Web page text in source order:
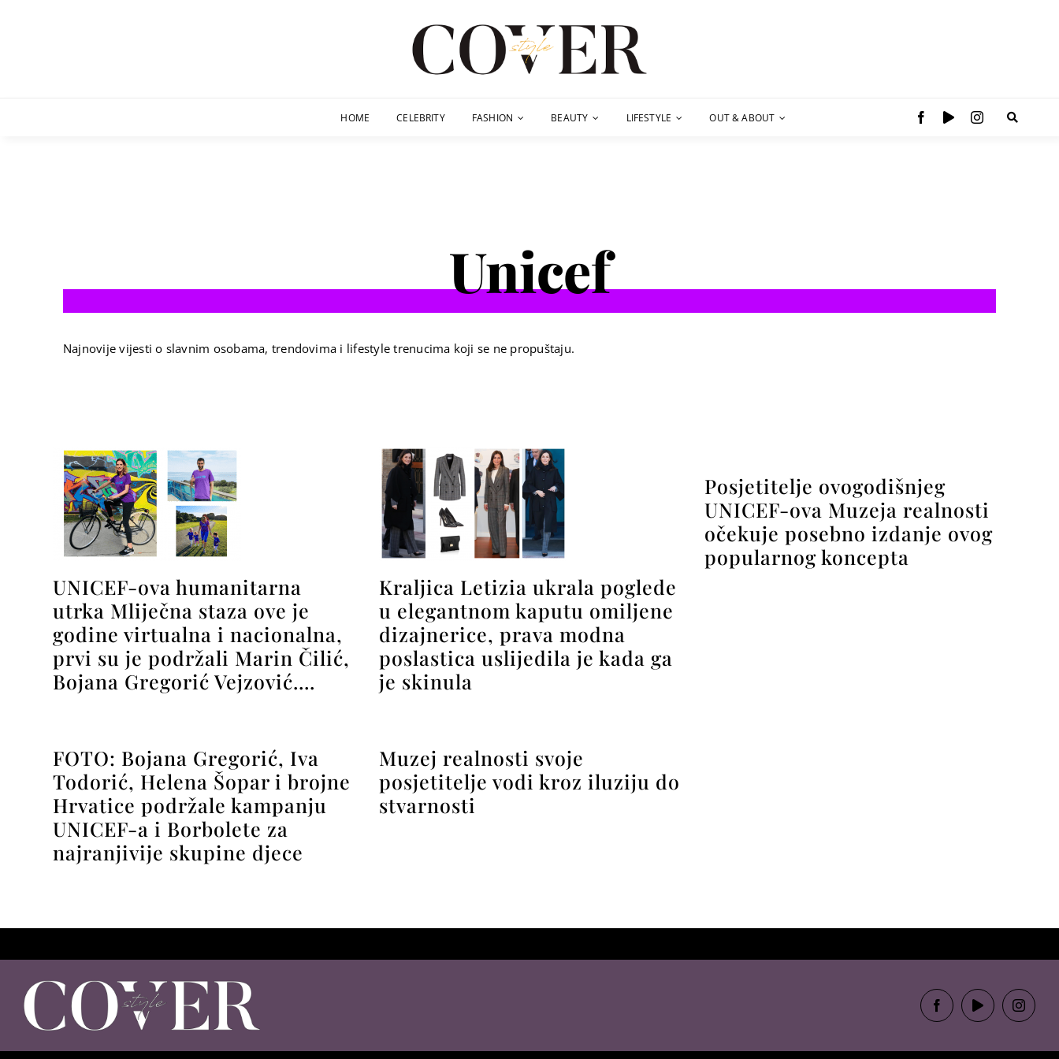
HOME CELEBRITY FASHION BEAUTY LIFESTYLE OUT & ABOUT
Unicef
Najnovije vijesti o slavnim osobama, trendovima i lifestyle trenucima koji se ne propuštaju.
UNICEF-ova humanitarna
utrka Mliječna staza ove je
godine virtualna i nacionalna,
prvi su je podržali Marin Čilić,
Bojana Gregorić Vejzović….
Kraljica Letizia ukrala poglede
u elegantnom kaputu omiljene
dizajnerice, prava modna
poslastica uslijedila je kada ga
je skinula
Posjetitelje ovogodišnjeg
UNICEF-ova Muzeja realnosti
očekuje posebno izdanje ovog
popularnog koncepta
FOTO: Bojana Gregorić, Iva
Todorić, Helena Šopar i brojne
Hrvatice podržale kampanju
UNICEF-a i Borbolete za
najranjivije skupine djece
Muzej realnosti svoje
posjetitelje vodi kroz iluziju do
stvarnosti